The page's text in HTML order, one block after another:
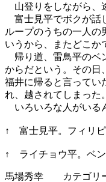
山登りをしながら、
富士見平でボクが話
ループのうちの一人の
いうから、またどこか
帰り道、雷鳥平のベ
からだという。その日
福井に帰ると言ってい
れ、越されてしまった。
いろいろな人がいる
↑ 富士見平。フィリピ
↑ ライチョウ平。ベン
馬場秀幸 カテゴリ